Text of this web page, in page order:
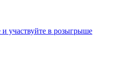
и участвуйте в розыгрыше